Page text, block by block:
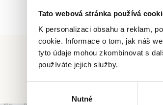
Tato webová stránka používá
K personalizaci obsahu a reklam,
cookie. Informace o tom, jak náš
tyto údaje mohou zkombinovat s
používáte jejich služby.
Nutné